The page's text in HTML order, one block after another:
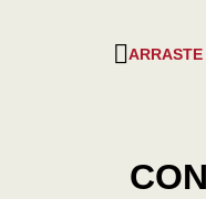
ARRASTE